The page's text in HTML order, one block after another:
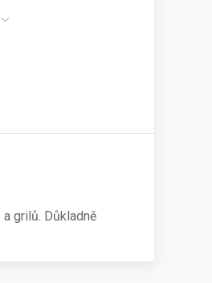
grilů. Důkladně